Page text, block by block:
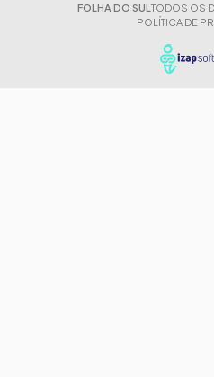
FOLHA DO SUL TODOS OS
POLÍTICA DE